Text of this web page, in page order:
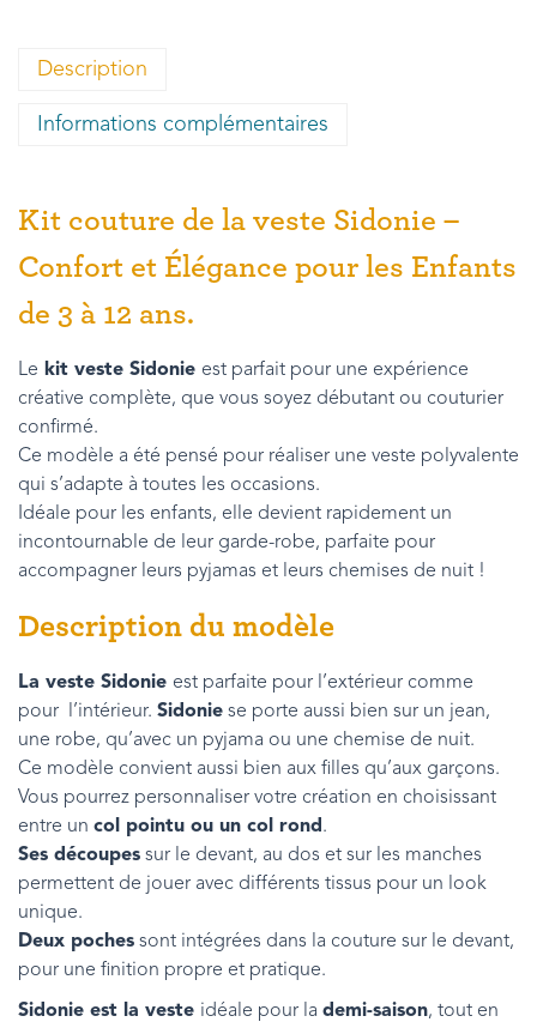
Description
Informations complémentaires
Kit couture de la veste Sidonie –
Confort et Élégance pour les Enfants
de 3 à 12 ans.
Le kit veste Sidonie est parfait pour une expérience
créative complète, que vous soyez débutant ou couturier
confirmé.
Ce modèle a été pensé pour réaliser une veste polyvalente
qui s’adapte à toutes les occasions.
Idéale pour les enfants, elle devient rapidement un
incontournable de leur garde-robe, parfaite pour
accompagner leurs pyjamas et leurs chemises de nuit !
Description du modèle
La veste Sidonie est parfaite pour l’extérieur comme
pour l’intérieur. Sidonie se porte aussi bien sur un jean,
une robe, qu’avec un pyjama ou une chemise de nuit.
Ce modèle convient aussi bien aux filles qu’aux garçons.
Vous pourrez personnaliser votre création en choisissant
entre un col pointu ou un col rond .
Ses découpes sur le devant, au dos et sur les manches
permettent de jouer avec différents tissus pour un look
unique.
Deux poches sont intégrées dans la couture sur le devant,
pour une finition propre et pratique.
Sidonie est la veste idéale pour la demi-saison, tout en